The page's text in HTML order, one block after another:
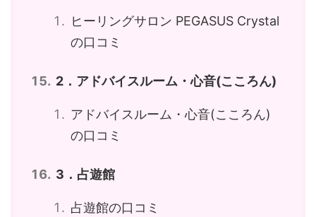
ヒーリングサロン PEGASUS Crystal
の口コミ
2．アドバイスルーム・心音(こころん)
アドバイスルーム・心音(こころん)
の口コミ
3．占遊館
占遊館の口コミ